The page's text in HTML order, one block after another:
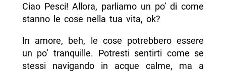
Ciao Pesci! Allora, parliamo un po’ di come
stanno le cose nella tua vita, ok?
In amore, beh, le cose potrebbero essere
un po’ tranquille. Potresti sentirti come se
stessi navigando in acque calme, ma a